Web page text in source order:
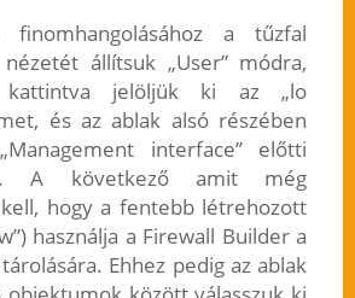
finomhangolásához a tűzfal
állítsuk „User” módra,
kattintva jelöljük ki az „lo
és az ablak alsó részében
interface” előtti
A következő amit még
hogy a fentebb létrehozott
használja a Firewall Builder a
Ehhez pedig az ablak